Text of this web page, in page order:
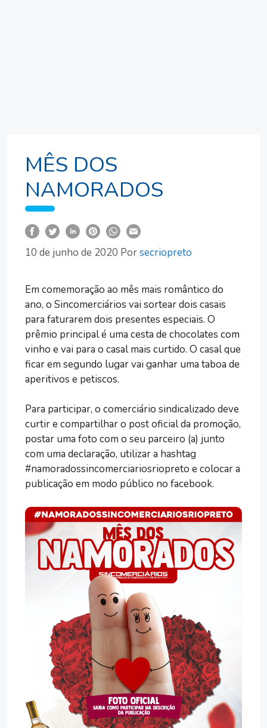
MÊS DOS
NAMORADOS
10 de junho de 2020 Porsecriopreto
Em comemoração ao mês mais romântico do
ano, o Sincomerciários vai sortear dois casais
para faturarem dois presentes especiais. O
prêmio principal é uma cesta de chocolates com
vinho e vai para o casal mais curtido. O casal que
ficar em segundo lugar vai ganhar uma taboa de
aperitivos e petiscos.
Para participar, o comerciário sindicalizado deve
curtir e compartilhar o post oficial da promoção,
postar uma foto com o seu parceiro (a) junto
com uma declaração, utilizar a hashtag
#namoradossincomerciariosriopreto e colocar a
publicação em modo público no facebook.